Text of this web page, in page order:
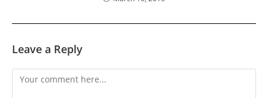
Leave a Reply
Comment